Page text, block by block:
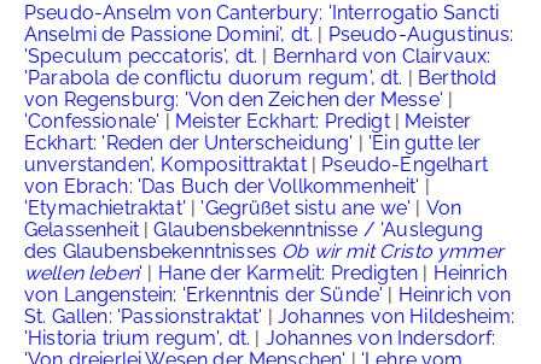
Pseudo-Anselm von Canterbury: 'Interrogatio Sancti
Anselmi de Passione Domini', dt. | Pseudo-Augustinus:
'Speculum peccatoris', dt. | Bernhard von Clairvaux:
'Parabola de conflictu duorum regum', dt. | Berthold
von Regensburg: 'Von den Zeichen der Messe' |
'Confessionale' | Meister Eckhart: Predigt| Meister
Eckhart: 'Reden der Unterscheidung' | 'Ein gutte ler
unverstanden', Komposittraktat| Pseudo-Engelhart
von Ebrach: 'Das Buch der Vollkommenheit' |
'Etymachietraktat' | 'Gegrüßet sistu ane we' | Von
Gelassenheit|Glaubensbekenntnisse / 'Auslegung
des Glaubensbekenntnisses Ob wir mit Cristo ymmer
wellen leben' | Hane der Karmelit: Predigten | Heinrich
von Langenstein: 'Erkenntnis der Sünde' | Heinrich von
St. Gallen: 'Passionstraktat' |Johannes von Hildesheim:
'Historia trium regum', dt. | Johannes von Indersdorf: